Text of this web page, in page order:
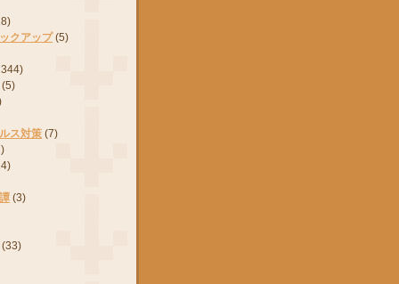
クアップ (5)
(5)
ス対策 (7)
(3)
(33)